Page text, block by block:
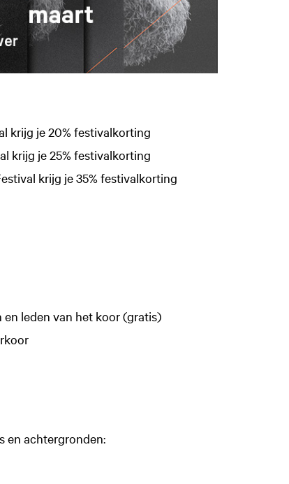
krijg je 20% festivalkorting
krijg je 25% festivalkorting
krijg je 35% festivalkorting
en leden van het koor (gratis)
en achtergronden: